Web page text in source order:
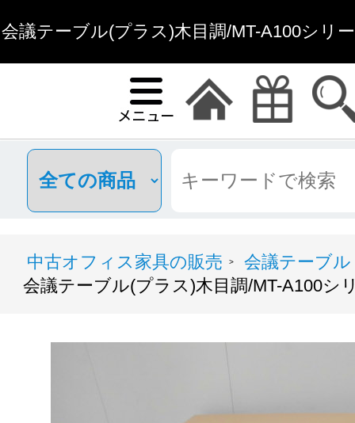
会議テーブル(プラス)木目調/MT-A100シリ
ィス家具通
中古オフィス家具の販売 >
会議テーブル
会議テーブル(プラス)木目調/MT-A100シ